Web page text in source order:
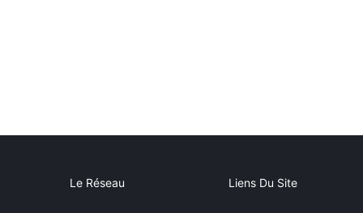
Le Réseau Liens Du Site